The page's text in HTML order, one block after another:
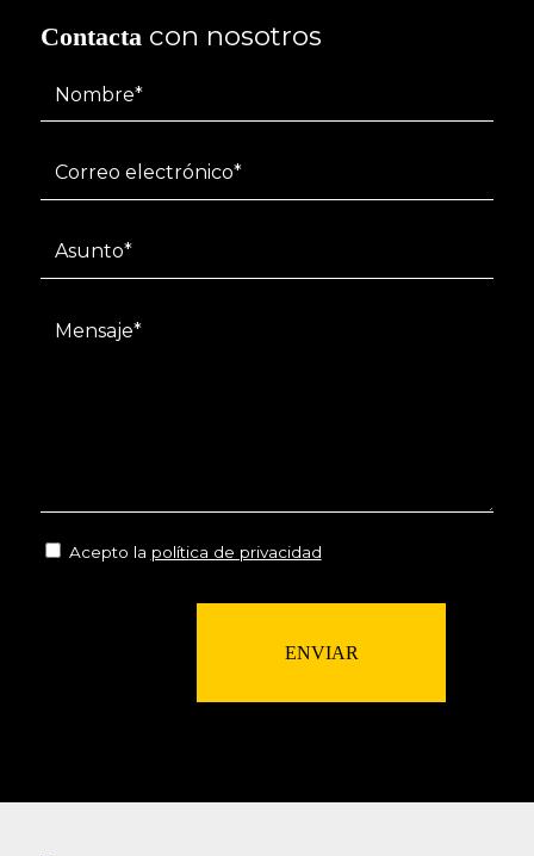
Contactacon nosotros
Acepto la política de privacidad
ENVIAR